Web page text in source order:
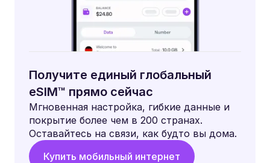
Получите единый глобальный
eSIM™ прямо сейчас
Мгновенная настройка, гибкие данные и
покрытие более чем в 200 странах.
Оставайтесь на связи, как будто вы дома.
Купить мобильный интернет